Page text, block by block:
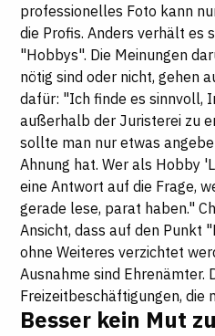
professionelles Foto kann
die Profis. Anders verhält es
"Hobbys". Die Meinungen
nötig sind oder nicht, gehen
dafür: "Ich finde es sinnvoll,
außerhalb der Juristerei zu
sollte man nur etwas
Ahnung hat. Wer als Hobby
eine Antwort auf die Frage,
gerade lese, parat haben."
Ansicht, dass auf den Punkt
ohne Weiteres verzichtet
Ausnahme sind Ehrenämter.
Freizeitbeschäftigungen, die
Besser kein Mut